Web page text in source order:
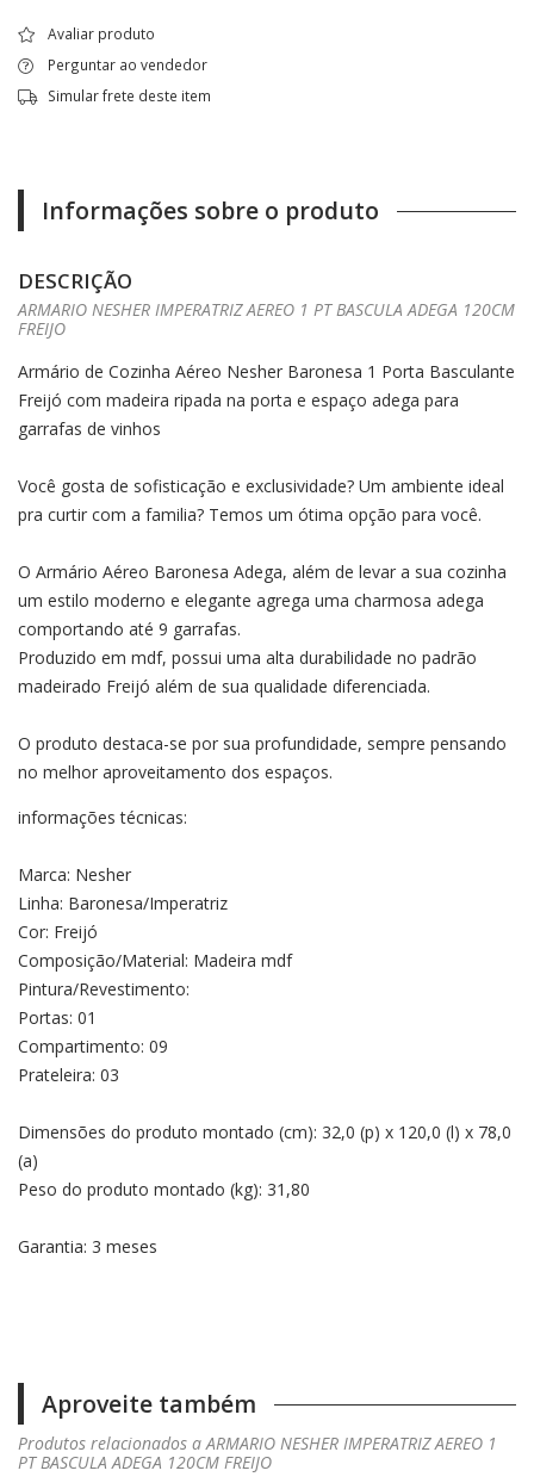
Avaliar produto
Perguntar ao vendedor
Simular frete deste item
Informações sobre o produto
DESCRIÇÃO
ARMARIO NESHER IMPERATRIZ AEREO 1 PT BASCULA ADEGA 120CM
FREIJO
Armário de Cozinha Aéreo Nesher Baronesa 1 Porta Basculante
Freijó com madeira ripada na porta e espaço adega para
garrafas de vinhos
Você gosta de sofisticação e exclusividade? Um ambiente ideal
pra curtir com a familia? Temos um ótima opção para você.
O Armário Aéreo Baronesa Adega, além de levar a sua cozinha
um estilo moderno e elegante agrega uma charmosa adega
comportando até 9 garrafas.
Produzido em mdf, possui uma alta durabilidade no padrão
madeirado Freijó além de sua qualidade diferenciada.
O produto destaca-se por sua profundidade, sempre pensando
no melhor aproveitamento dos espaços.
informações técnicas:
Marca: Nesher
Linha: Baronesa/Imperatriz
Cor: Freijó
Composição/Material: Madeira mdf
Pintura/Revestimento:
Portas: 01
Compartimento: 09
Prateleira: 03
Dimensões do produto montado (cm): 32,0 (p) x 120,0 (l) x 78,0
(a)
Peso do produto montado (kg): 31,80
Garantia: 3 meses
Aproveite também
Produtos relacionados a ARMARIO NESHER IMPERATRIZ AEREO 1
PT BASCULA ADEGA 120CM FREIJO